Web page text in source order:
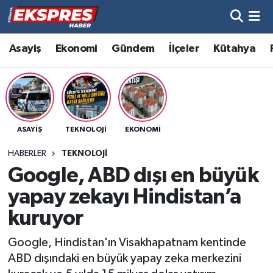
Asayiş Ekonomi Gündem İlçeler Kütahya
ASAYIŞ TEKNOLOJI EKONOMI
HABERLER TEKNOLOJI
Google, ABD dışı en büyük
yapay zekayı Hindistan’a
kuruyor
Google, Hindistan'ın Visakhapatnam kentinde
ABD dışındaki en büyük yapay zeka merkezini
Altıntaş
Asayiş
Aslanapa
Bölge
Çavdarhisar
Dumlupınar
Hava Durumu
Trafik Durumu
Süper Lig Puan Durumu ve Fikstür
Son Dakika Haberleri
Haber Arşivi